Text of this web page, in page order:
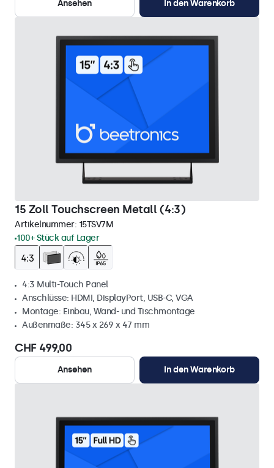
Ansehen In den Warenkorb
15 Zoll Touchscreen Metall (4:3)
Artikelnummer: 15TSV7M
100+ Stück auf Lager
4:3 Multi-Touch Panel
Anschlüsse: HDMI, DisplayPort, USB-C, VGA
Montage: Einbau, Wand- und Tischmontage
Außenmaße: 345 x 269 x 47 mm
CHF 499,00
Ansehen In den Warenkorb